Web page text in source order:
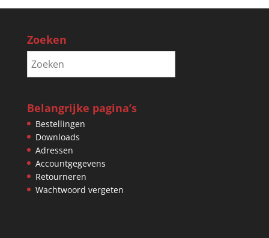
Zoeken
Belangrijke pagina’s
Bestellingen
Downloads
Adressen
Accountgegevens
Retourneren
Wachtwoord vergeten